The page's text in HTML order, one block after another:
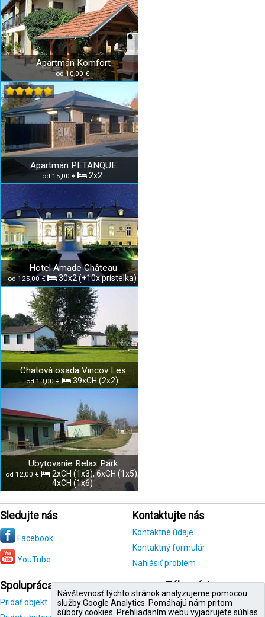
Apartmán Komfort
od 10,00 €
Apartmán PETANQUE
od 15,00 € 2x2
Hotel Amade Château
od 125,00 € 30x2 (+10x prístelka)
Chatová osada Vincov Les
od 13,00 € 39xCH (2x2)
Ubytovanie Relax Park
od 12,00 €
2xCH (1x3); 6xCH (1x5);
4xCH (1x6)
Sledujte nás
Facebook
YouTube
Kontaktujte nás
Kontaktné údaje
Kontaktný formulár
Nahlásiť problém
Spolupráca
Pridať objekt
Zákazníci
Registrácia
zákazníka
Návštevnosť týchto stránok analyzujeme pomocou
služby Google Analytics. Pomáhajú nám pritom
súbory cookies. Prehliadaním webu vyjadrujete súhlas